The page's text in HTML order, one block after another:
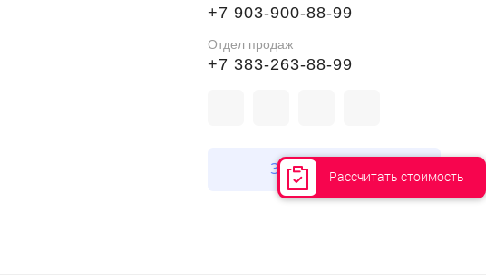
+7 903-900-88-99
Отдел продаж
+7 383-263-88-99
Заказать звонокРассчитать стоимость